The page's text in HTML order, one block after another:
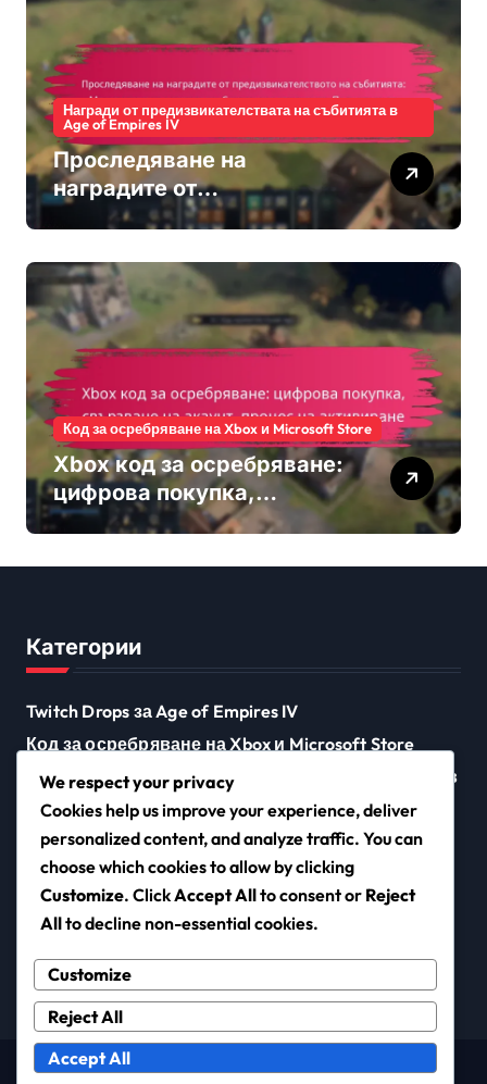
Награди от предизвикателствата на събитията в
Age of Empires IV
Проследяване на
наградите от
предизвикателството на
напредъка, Системи за
класиране, Процедури за
заявяване
Код за осребряване на Xbox и Microsoft Store
Xbox код за осребряване:
цифрова покупка,
свързване на акаунт,
Категории
Twitch Drops за Age of Empires IV
Код за осребряване на Xbox и Microsoft Store
Награди от предизвикателствата на събитията в
Age of Empires IV
cdnsuperbike.com
Copyright © All rights reserved|Newsxoby
We respect your privacy
Cookies help us improve your experience, deliver
personalized content, and analyze traffic. You can
choose which cookies to allow by clicking
Customize. ClickAccept Allto consent or Reject
Allto decline non-essential cookies.
Customize
Reject All
Accept All